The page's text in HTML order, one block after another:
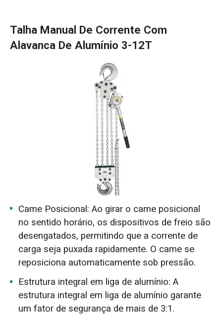
Talha Manual De Corrente Com
Alavanca De Alumínio 3-12T
Came Posicional: Ao girar o came posicional
no sentido horário, os dispositivos de freio são
desengatados, permitindo que a corrente de
carga seja puxada rapidamente. O came se
reposiciona automaticamente sob pressão.
Estrutura integral em liga de alumínio: A
estrutura integral em liga de alumínio garante
um fator de segurança de mais de 3:1.